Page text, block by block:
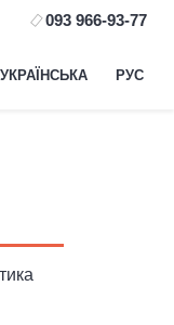
093 966-93-77
УКРАЇНСЬКА РУС